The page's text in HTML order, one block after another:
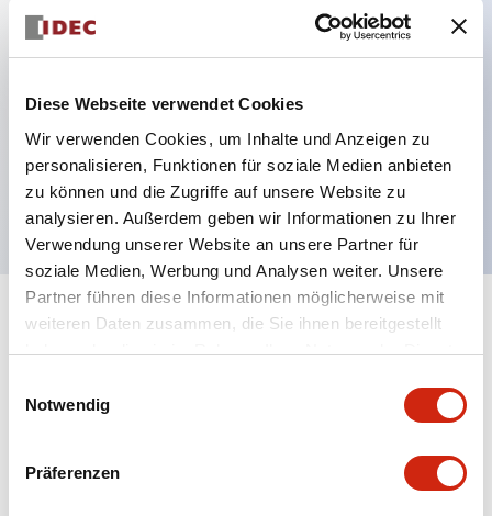
Diese Webseite verwendet Cookies
Wir verwenden Cookies, um Inhalte und Anzeigen zu
personalisieren, Funktionen für soziale Medien anbieten
zu können und die Zugriffe auf unsere Website zu
analysieren. Außerdem geben wir Informationen zu Ihrer
Verwendung unserer Website an unsere Partner für
soziale Medien, Werbung und Analysen weiter. Unsere
Partner führen diese Informationen möglicherweise mit
weiteren Daten zusammen, die Sie ihnen bereitgestellt
haben oder die sie im Rahmen Ihrer Nutzung der Dienste
Notwendig
Präferenzen
Hauptmerkmale
Mehrfachbefestigung möglich
eine hochsichere Stiftzuhaltungsstruktur
Schutzart IP65 (IEC60529)
Spezifikationen Alle erweitern
portion)